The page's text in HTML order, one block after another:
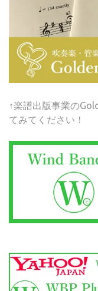
↑楽譜出版事業の
てみてください！